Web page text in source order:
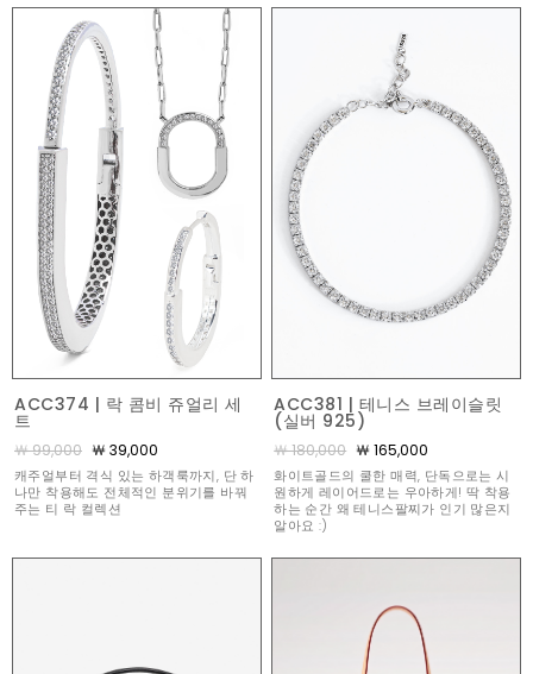
ACC374 | 락 콤비 쥬얼리 세
트
￦ 99,000 ￦ 39,000
캐주얼부터 격식 있는 하객룩까지, 단 하
나만 착용해도 전체적인 분위기를 바꿔
주는 티 락 컬렉션
ACC381 | 테니스 브레이슬릿
(실버 925)
￦ 180,000 ￦ 165,000
화이트골드의 쿨한 매력, 단독으로는 시
원하게 레이어드로는 우아하게! 딱 착용
하는 순간 왜 테니스팔찌가 인기 많은지
알아요 :)